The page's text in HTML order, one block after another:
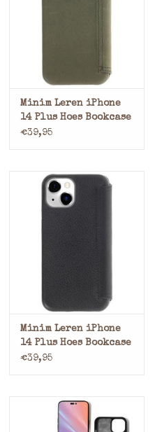
Minim Leren iPhone
14 Plus Hoes Bookcase
Olijfgroen
€39,95
Minim Leren iPhone
14 Plus Hoes Bookcase
Zwart
€39,95